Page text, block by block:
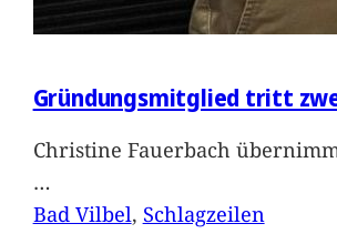
Gründungsmitglied tritt
Christine Fauerbach
…
Bad Vilbel, Schlagzeilen